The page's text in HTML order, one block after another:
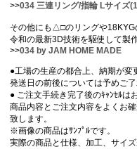
>>034 三連リング/指輪 Lサイズ
その他にも△□のリングや
令和の最新3D技術を駆使して製
>>034 by JAM HOME MADE
●工場の生産の都合上、納期が変
発送日の前後については予めご了
● ご注文手続き完了後のｷｬﾝｾﾙは
商品内容とご注文内容をよくお
致します。
※画像の商品はｻﾝﾌﾟﾙです。
実際の商品と仕様、加工、サイ